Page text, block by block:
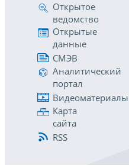
Открытое
ведомство
Открытые
данные
СМЭВ
Аналитический
портал
Видеоматериалы
Карта
сайта
RSS